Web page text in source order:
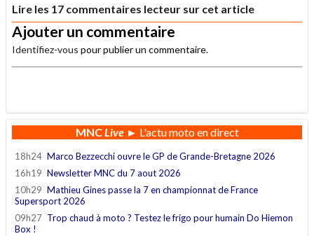
Lire les 17 commentaires lecteur sur cet article
Ajouter un commentaire
Identifiez-vous pour publier un commentaire.
MNCLive► L'actu moto en direct
18h24 Marco Bezzecchi ouvre le GP de Grande-Bretagne 2026
16h19 Newsletter MNC du 7 aout 2026
10h29 Mathieu Gines passe la 7 en championnat de France
Supersport 2026
09h27 Trop chaud à moto ? Testez le frigo pour humain Do Hiemon
Box !